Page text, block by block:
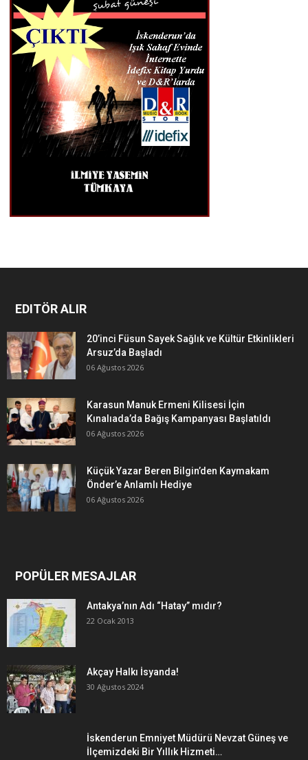
EDITÖR ALIR
20’inci Füsun Sayek Sağlık ve Kültür Etkinlikleri
Arsuz’da Başladı
06 Ağustos 2026
Karasun Manuk Ermeni Kilisesi İçin
Kınalıada’da Bağış Kampanyası Başlatıldı
06 Ağustos 2026
Küçük Yazar Beren Bilgin’den Kaymakam
Önder’e Anlamlı Hediye
06 Ağustos 2026
POPÜLER MESAJLAR
Antakya’nın Adı “Hatay” mıdır?
22 Ocak 2013
Akçay Halkı İsyanda!
30 Ağustos 2024
İskenderun Emniyet Müdürü Nevzat Güneş ve
İlçemizdeki Bir Yıllık Hizmeti…